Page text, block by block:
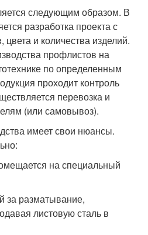
следующим образом. В
разработка проекта с
и количества изделий.
профлистов на
по определенным
проходит контроль
перевозка и
(или самовывоз).
имеет свои нюансы.
на специальный
за разматывание,
листовую сталь в